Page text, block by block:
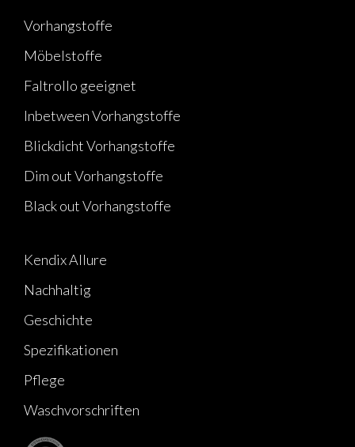
Vorhangstoffe
Möbelstoffe
Faltrollo geeignet
Inbetween Vorhangstoffe
Blickdicht Vorhangstoffe
Dim out Vorhangstoffe
Black out Vorhangstoffe
Kendix Allure
Nachhaltig
Geschichte
Spezifikationen
Pflege
Waschvorschriften